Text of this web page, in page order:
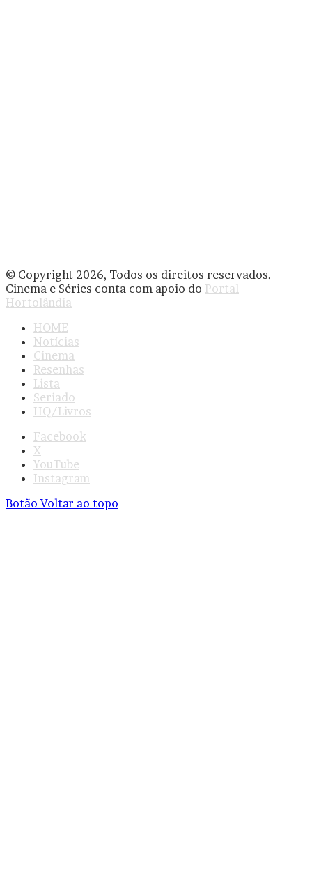
© Copyright 2026, Todos os direitos reservados.
Cinema e Séries conta com apoio do Portal
Hortolândia
HOME
Notícias
Cinema
Resenhas
Lista
Seriado
HQ/Livros
Facebook
X
YouTube
Instagram
Botão Voltar ao topo